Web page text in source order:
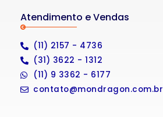
Atendimento e Vendas
(11) 2157 - 4736
(31) 3622 - 1312
(11) 9 3362 - 6177
contato@mondragon.com.br